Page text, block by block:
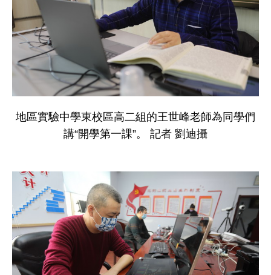
地區實驗中學東校區高二組的王世峰老師為同學們
講“開學第一課”。 記者 劉迪攝